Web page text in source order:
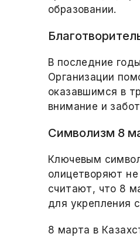
образовании.
В последние
Организации
оказавшимся в
внимание и
Символизм 8
Ключевым
олицетворяют
считают, что 8
для укрепления
8 марта в